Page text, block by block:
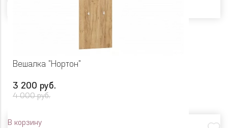
Вешалка "Нортон"
3 200 руб.
4 000 руб.
В корзину